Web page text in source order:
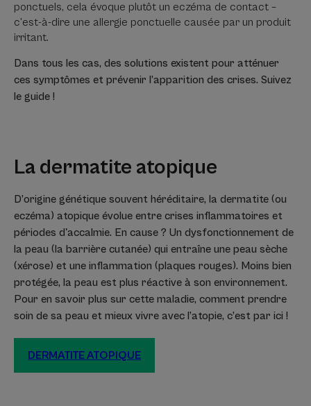
ponctuels, cela évoque plutôt un eczéma de contact –
c’est-à-dire une allergie ponctuelle causée par un produit
irritant.
Dans tous les cas, des solutions existent pour atténuer
ces symptômes et prévenir l’apparition des crises. Suivez
le guide !
La dermatite atopique
D’origine génétique souvent héréditaire, la dermatite (ou
eczéma) atopique évolue entre crises inflammatoires et
périodes d'accalmie. En cause ? Un dysfonctionnement de
la peau (la barrière cutanée) qui entraîne une peau sèche
(xérose) et une inflammation (plaques rouges). Moins bien
protégée, la peau est plus réactive à son environnement.
Pour en savoir plus sur cette maladie, comment prendre
soin de sa peau et mieux vivre avec l’atopie, c’est par ici !
DERMATITE ATOPIQUE